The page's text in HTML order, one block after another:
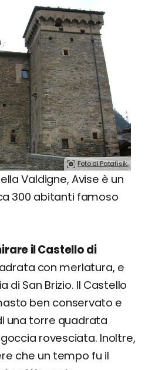
Foto di Patafisik.
Valdigne, Avise è un
300 abitanti famoso
il Castello di
con merlatura, e
di San Brizio. Il Castello
ben conservato e
una torre quadrata
rovesciata. Inoltre,
che un tempo fu il